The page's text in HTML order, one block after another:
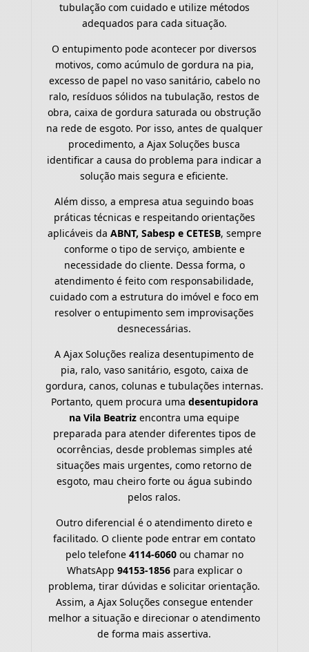
tubulação com cuidado e utilize métodos
adequados para cada situação.
O entupimento pode acontecer por diversos
motivos, como acúmulo de gordura na pia,
excesso de papel no vaso sanitário, cabelo no
ralo, resíduos sólidos na tubulação, restos de
obra, caixa de gordura saturada ou obstrução
na rede de esgoto. Por isso, antes de qualquer
procedimento, a Ajax Soluções busca
identificar a causa do problema para indicar a
solução mais segura e eficiente.
Além disso, a empresa atua seguindo boas
práticas técnicas e respeitando orientações
aplicáveis da ABNT, Sabesp e CETESB, sempre
conforme o tipo de serviço, ambiente e
necessidade do cliente. Dessa forma, o
atendimento é feito com responsabilidade,
cuidado com a estrutura do imóvel e foco em
resolver o entupimento sem improvisações
desnecessárias.
A Ajax Soluções realiza desentupimento de
pia, ralo, vaso sanitário, esgoto, caixa de
gordura, canos, colunas e tubulações internas.
Portanto, quem procura uma desentupidora
na Vila Beatriz encontra uma equipe
preparada para atender diferentes tipos de
ocorrências, desde problemas simples até
situações mais urgentes, como retorno de
esgoto, mau cheiro forte ou água subindo
pelos ralos.
Outro diferencial é o atendimento direto e
facilitado. O cliente pode entrar em contato
pelo telefone 4114-6060ou chamar no
WhatsApp 94153-1856para explicar o
problema, tirar dúvidas e solicitar orientação.
Assim, a Ajax Soluções consegue entender
melhor a situação e direcionar o atendimento
de forma mais assertiva.